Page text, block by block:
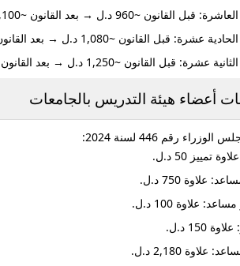
: قبل القانون ~960 د.ل → بعد القانون ~2,100 د.ل (زيادة +1,140 د.ل).
عشرة: قبل القانون ~1,080 د.ل → بعد القانون ~2,350 د.ل (زيادة +1,270 د.ل).
عشرة: قبل القانون ~1,250 د.ل → بعد القانون ~2,600 د.ل (زيادة +1,350 د.ل).
رقم 446 لسنة 2024:
تمييز 50 د.ل.
: علاوة 750 د.ل.
: علاوة 100 د.ل.
: علاوة 150 د.ل.
: علاوة 2,180 د.ل.